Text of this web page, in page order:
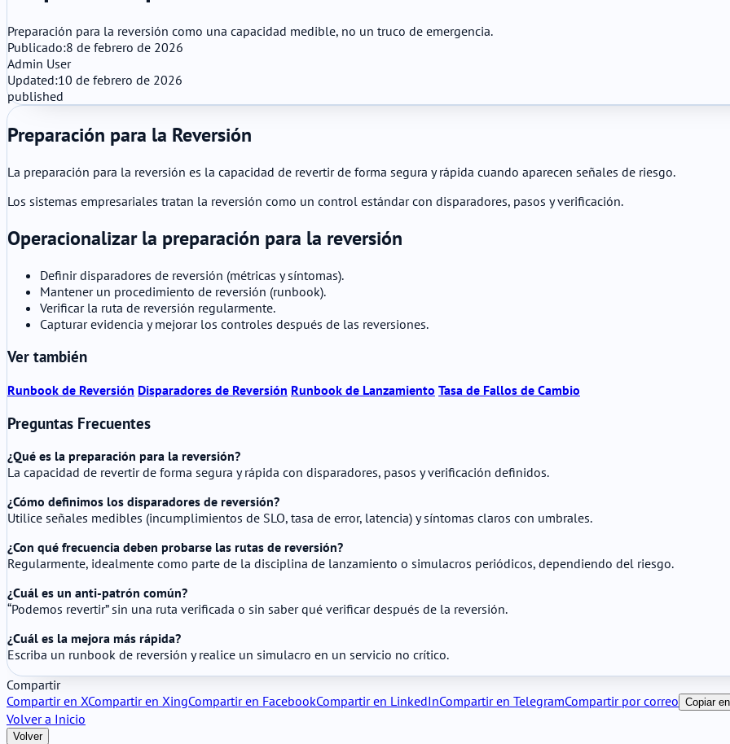
Preparación para la reversión como una capacidad medible, no un truco de emergencia.
Publicado:8 de febrero de 2026
Admin User
Updated:10 de febrero de 2026
published
Preparación para la Reversión
La preparación para la reversión es la capacidad de revertir de forma segura y rápida cuando aparecen señales de riesgo.
Los sistemas empresariales tratan la reversión como un control estándar con disparadores, pasos y verificación.
Operacionalizar la preparación para la reversión
Definir disparadores de reversión (métricas y síntomas).
Mantener un procedimiento de reversión (runbook).
Verificar la ruta de reversión regularmente.
Capturar evidencia y mejorar los controles después de las reversiones.
Ver también
Runbook de Reversión Disparadores de Reversión Runbook de Lanzamiento Tasa de Fallos de Cambio
Preguntas Frecuentes
¿Qué es la preparación para la reversión?
La capacidad de revertir de forma segura y rápida con disparadores, pasos y verificación definidos.
¿Cómo definimos los disparadores de reversión?
Utilice señales medibles (incumplimientos de SLO, tasa de error, latencia) y síntomas claros con umbrales.
¿Con qué frecuencia deben probarse las rutas de reversión?
Regularmente, idealmente como parte de la disciplina de lanzamiento o simulacros periódicos, dependiendo del riesgo.
¿Cuál es un anti-patrón común?
“Podemos revertir” sin una ruta verificada o sin saber qué verificar después de la reversión.
¿Cuál es la mejora más rápida?
Escriba un runbook de reversión y realice un simulacro en un servicio no crítico.
Compartir
Compartir en XCompartir en XingCompartir en FacebookCompartir en LinkedInCompartir en TelegramCompartir por correo Copiar
Volver a Inicio
Volver